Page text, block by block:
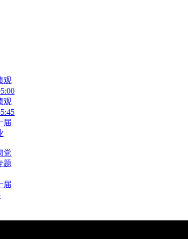
观
观
届
党
题
届